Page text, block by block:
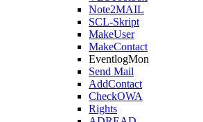
Note2MAIL
SCL-Skript
MakeUser
MakeContact
EventlogMon
Send Mail
AddContact
CheckOWA
Rights